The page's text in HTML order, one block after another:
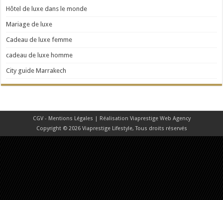
Hôtel de luxe dans le monde
Mariage de luxe
Cadeau de luxe femme
cadeau de luxe homme
City guide Marrakech
CGV - Mentions Légales | Réalisation Viaprestige Web Agency
Copyright © 2026 Viaprestige Lifestyle, Tous droits réservés